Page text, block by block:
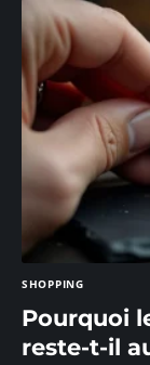
SHOPPING
Pourquoi
reste-t-il